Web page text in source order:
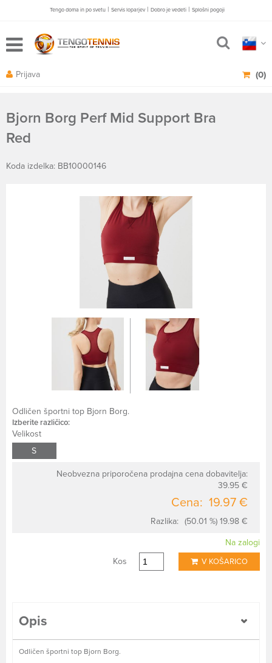
Tengo doma in po svetu | Servis loparjev | Dobro je vedeti | Splošni pogoji
(0)
Prijava
Bjorn Borg Perf Mid Support Bra
Red
Koda izdelka: BB10000146
Odličen športni top Bjorn Borg.
Izberite različico:
Velikost
S
Neobvezna priporočena prodajna cena dobavitelja:
39.95 €
Cena: 19.97 €
Razlika: (50.01 %) 19.98 €
Na zalogi
Kos
V KOŠARICO
Opis
Odličen športni top Bjorn Borg.